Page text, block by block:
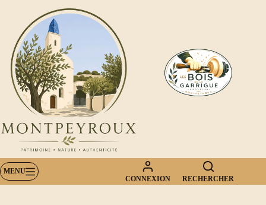
contenu
MENU
CONNEXION
RECHERCHER